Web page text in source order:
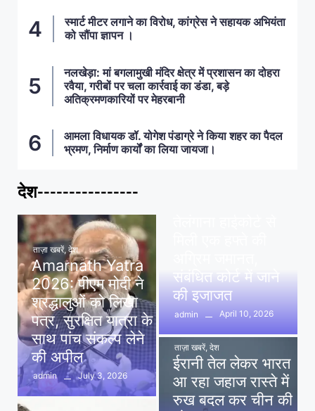
स्मार्ट मीटर लगाने का विरोध, कांग्रेस ने सहायक अभियंता
को सौंपा ज्ञापन ।
नलखेड़ा: मां बगलामुखी मंदिर क्षेत्र में प्रशासन का दोहरा
रवैया, गरीबों पर चला कार्रवाई का डंडा, बड़े
अतिक्रमणकारियों पर मेहरबानी
आमला विधायक डॉ. योगेश पंडाग्रे ने किया शहर का पैदल
भ्रमण, निर्माण कार्यों का लिया जायजा।
देश----------------
ताज़ा खबरें, देश
Amarnath Yatra
2026: पीएम मोदी ने
श्रद्धालुओं को लिखा
पत्र, सुरक्षित यात्रा के
साथ पांच संकल्प लेने
की अपील
admin July 3, 2026
संबंधित कोर्ट में जाने
की इजाजत
admin April 10, 2026
ताज़ा खबरें, देश
ईरानी तेल लेकर भारत
आ रहा जहाज रास्ते में
रुख बदल कर चीन की